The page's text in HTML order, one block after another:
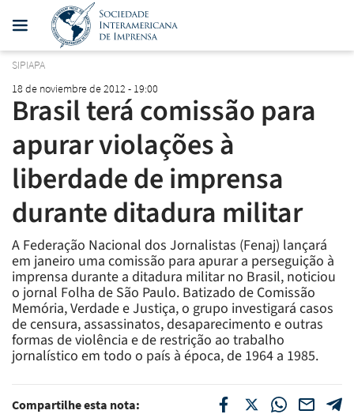
SIPIAPA
18 de noviembre de 2012 - 19:00
Brasil terá comissão para
apurar violações à
liberdade de imprensa
durante ditadura militar
A Federação Nacional dos Jornalistas (Fenaj) lançará
em janeiro uma comissão para apurar a perseguição à
imprensa durante a ditadura militar no Brasil, noticiou
o jornal Folha de São Paulo. Batizado de Comissão
Memória, Verdade e Justiça, o grupo investigará casos
de censura, assassinatos, desaparecimento e outras
formas de violência e de restrição ao trabalho
jornalístico em todo o país à época, de 1964 a 1985.
Compartilhe esta nota: